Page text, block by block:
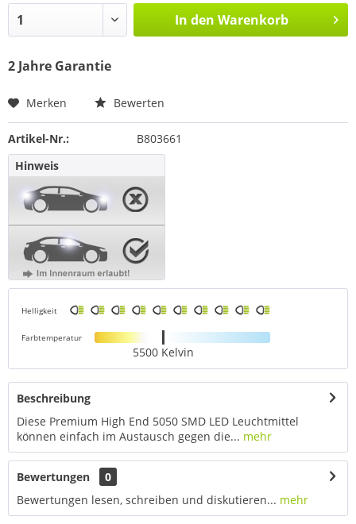
In den Warenkorb
2 Jahre Garantie
Merken Bewerten
Artikel-Nr.:
B803661
Hinweis
Helligkeit
Farbtemperatur
5500 Kelvin
Beschreibung
Diese Premium High End 5050 SMD LED Leuchtmittel
können einfach im Austausch gegen die... mehr
Bewertungen
0
Bewertungen lesen, schreiben und diskutieren... mehr